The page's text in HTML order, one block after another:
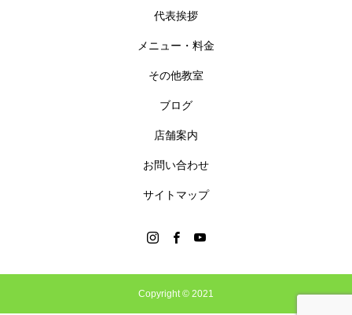
代表挨拶
メニュー・料金
その他教室
ブログ
店舗案内
お問い合わせ
サイトマップ
Copyright © 2021